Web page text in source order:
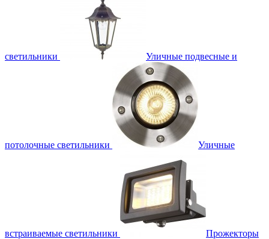
светильники Уличные подвесные и
потолочные светильники Уличные
встраиваемые светильники
Прожекторы